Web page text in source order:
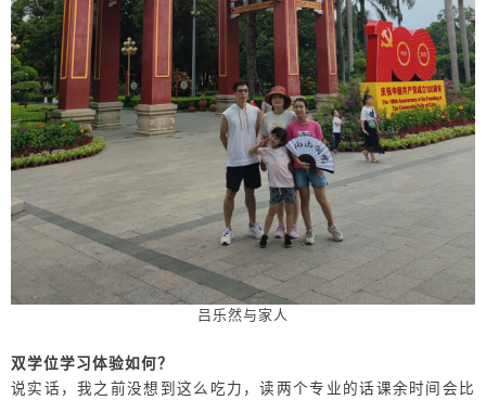
吕乐然与家人
双学位学习体验如何？
说实话，我之前没想到这么吃力，读两个专业的话课余时间会比